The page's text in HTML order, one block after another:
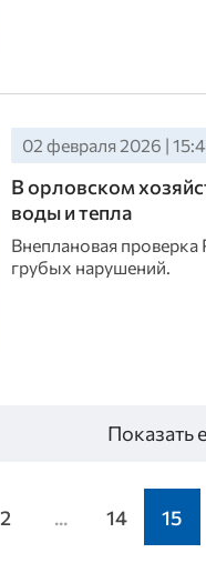
02 февраля 2026 |
В орловском
воды и тепла
Внеплановая
грубых нарушений.
Показать
2 ... 14 15